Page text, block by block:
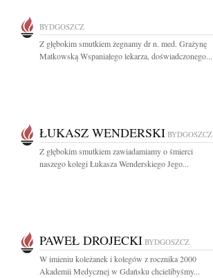
BYDGOSZCZ
Z głębokim smutkiem żegnamy dr n. med. Grażynę
Matkowską Wspaniałego lekarza, doświadczonego...
ŁUKASZ WENDERSKI BYDGOSZCZ
Z głębokim smutkiem zawiadamiamy o śmierci
naszego kolegi Łukasza Wenderskiego Jego...
PAWEŁ DROJECKI BYDGOSZCZ
W imieniu koleżanek i kolegów z rocznika 2000
Akademii Medycznej w Gdańsku chcielibyśmy...